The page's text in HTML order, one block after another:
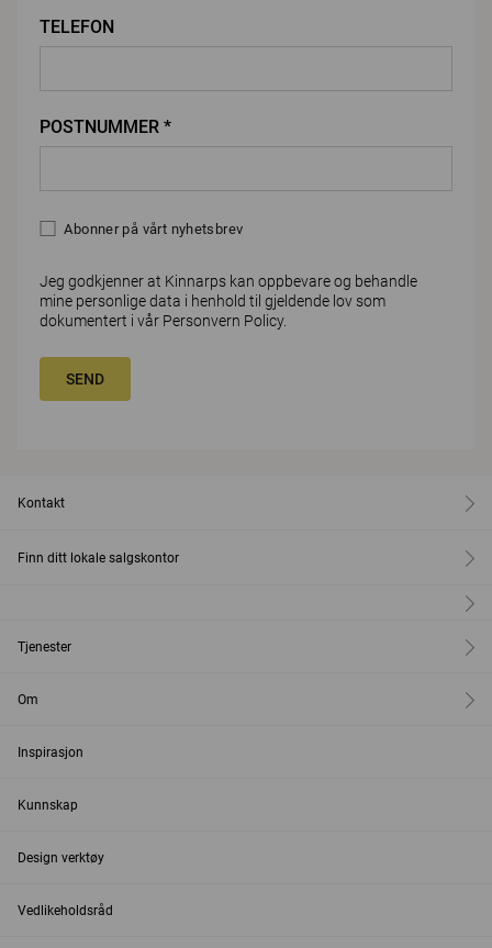
TELEFON
POSTNUMMER *
Abonner på vårt nyhetsbrev
Jeg godkjenner at Kinnarps kan oppbevare og behandle
mine personlige data i henhold til gjeldende lov som
dokumentert i vår Personvern Policy.
SEND
Kontakt
Finn ditt lokale salgskontor
Tjenester
Om
Inspirasjon
Kunnskap
Design verktøy
Vedlikeholdsråd